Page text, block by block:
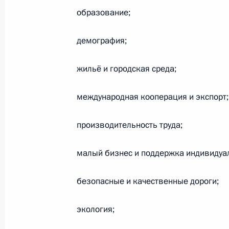
31 октября 2019 года, 18:00
Второе заседание рабочей группы
демографической политики»
Внесены изменения в закон о
образование;
демография;
жильё и городская среда;
международная кооперация и экспорт;
производительность труда;
малый бизнес и поддержка
безопасные и качественные дороги;
экология;